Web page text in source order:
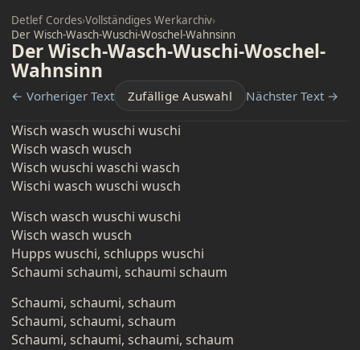
Detlef Cordes›Vollständiges Werkarchiv›
Der Wisch-Wasch-Wuschi-Woschel-Wahnsinn
Der Wisch-Wasch-Wuschi-Woschel-
Wahnsinn
← Vorheriger Text Zufällige Auswahl Nächster Text →
Wisch wasch wuschi wuschi
Wisch wasch wusch
Wisch wuschi waschi wasch
Wischi wasch wuschi wusch
Wisch wasch wuschi wuschi
Wisch wasch wusch
Hupps wuschi, schlupps wuschi
Schaumi schaumi, schaumi schaum
Schaumi, schaumi, schaum
Schaumi, schaumi, schaum
Schaumi, schaumi, schaumi, schaum